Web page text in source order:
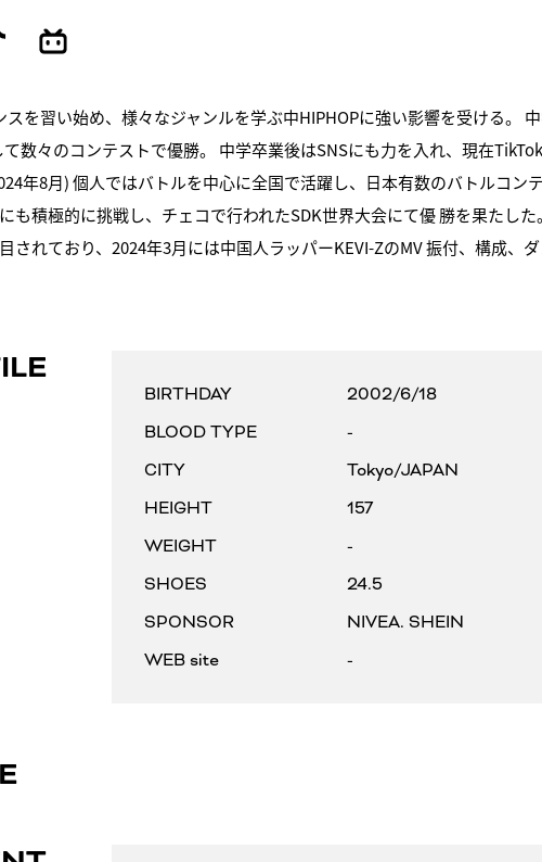
スを習い始め、様々なジャンルを学ぶ中HIPHOPに強い影響を受ける。
て数々のコンテストで優勝。 中学卒業後はSNSにも力を入れ、現在
年8月) 個人ではバトルを中心に全国で活躍し、日本有数のバトルコン
も積極的に挑戦し、チェコで行われたSDK世界大会にて優 勝を果たし
されており、2024年3月には中国人ラッパーKEVI-ZのMV 振付、構成
BIRTHDAY
2002/6/18
BLOOD TYPE
-
CITY
Tokyo/JAPAN
HEIGHT
157
WEIGHT
-
SHOES
24.5
SPONSOR
NIVEA. SHEIN
WEB site
-